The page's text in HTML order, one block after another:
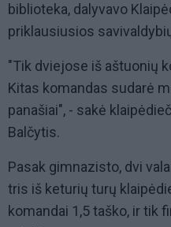
biblioteka, dalyvavo
priklausiusios
"Tik dviejose iš aštuonių
Kitas komandas sudarė
panašiai", - sakė
Balčytis.
Pasak gimnazisto, dvi
tris iš keturių turų
komandai 1,5 taško, ir tik